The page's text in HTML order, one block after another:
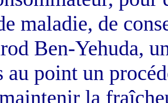
maladie, de
Ben-Yehuda,
au point un
la